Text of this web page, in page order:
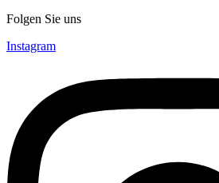
Folgen Sie uns
Instagram